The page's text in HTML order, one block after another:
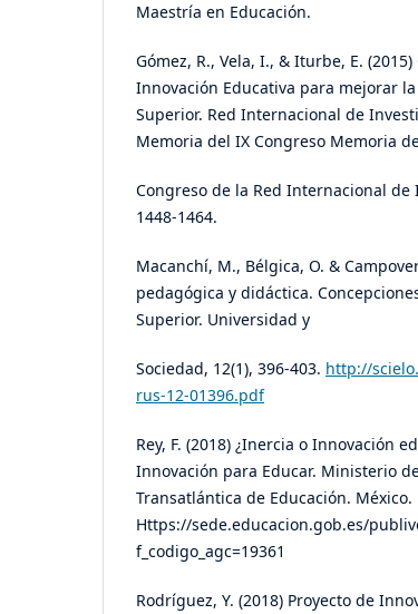
Maestría en Educación.
Gómez, R., Vela, I., & Iturbe, E.
Innovación Educativa para mejorar
Superior. Red Internacional de
Memoria del IX Congreso Memoria
Congreso de la Red Internacional
1448-1464.
Macanchí, M., Bélgica, O. &
pedagógica y didáctica.
Superior. Universidad y
Sociedad, 12(1), 396-403. http://
rus-12-01396.pdf
Rey, F. (2018) ¿Inercia o Innovación
Innovación para Educar. Ministerio
Transatlántica de Educación. México.
Https://sede.educacion.gob.es/
f_codigo_agc=19361
Rodríguez, Y. (2018) Proyecto de